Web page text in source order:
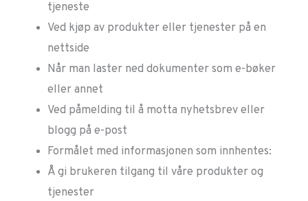
tjeneste
Ved kjøp av produkter eller tjenester på en
nettside
Når man laster ned dokumenter som e-bøker
eller annet
Ved påmelding til å motta nyhetsbrev eller
blogg på e-post
Formålet med informasjonen som innhentes:
Å gi brukeren tilgang til våre produkter og
tjenester